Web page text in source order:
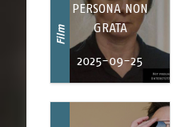
Film
PERSONA NON
GRATA
2025-09-25